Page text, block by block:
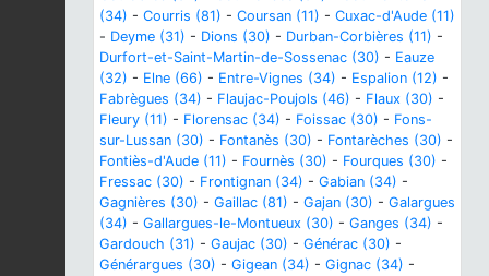
(34) - Courris (81) - Coursan (11) - Cuxac-d'Aude (11)
- Deyme (31) - Dions (30) - Durban-Corbières (11) -
Durfort-et-Saint-Martin-de-Sossenac (30) - Eauze
(32) - Elne (66) - Entre-Vignes (34) - Espalion (12) -
Fabrègues (34) - Flaujac-Poujols (46) - Flaux (30) -
Fleury (11) - Florensac (34) - Foissac (30) - Fons-
sur-Lussan (30) - Fontanès (30) - Fontarèches (30) -
Fontiès-d'Aude (11) - Fournès (30) - Fourques (30) -
Fressac (30) - Frontignan (34) - Gabian (34) -
Gagnières (30) - Gaillac (81) - Gajan (30) - Galargues
(34) - Gallargues-le-Montueux (30) - Ganges (34) -
Gardouch (31) - Gaujac (30) - Générac (30) -
Générargues (30) - Gigean (34) - Gignac (34) -